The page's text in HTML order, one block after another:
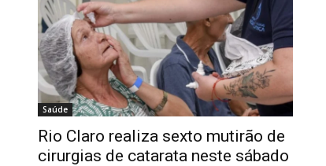
Saúde
Rio Claro realiza sexto mutirão de
cirurgias de catarata neste sábado